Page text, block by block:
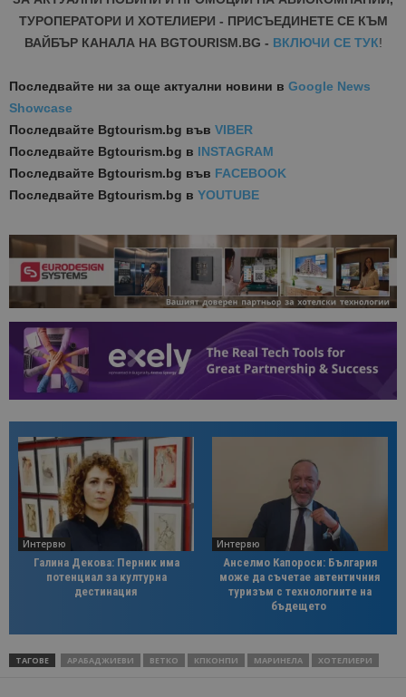
ТУРОПЕРАТОРИ И ХОТЕЛИЕРИ - ПРИСЪЕДИНЕТЕ СЕ КЪМ
ВАЙБЪР КАНАЛА НА BGTOURISM.BG - ВКЛЮЧИ СЕ ТУК!
Последвайте ни за още актуални новини в Google News
Showcase
Последвайте Bgtourism.bg във VIBER
Последвайте Bgtourism.bg в INSTAGRAM
Последвайте Bgtourism.bg във FACEBOOK
Последвайте Bgtourism.bg в YOUTUBE
Интервю
Галина Декова: Перник има
потенциал за културна
дестинация
Интервю
Анселмо Капороси: България
може да съчетае автентичния
туризъм с технологиите на
бъдещето
ТАГОВЕ АРАБАДЖИЕВИ ВЕТКО КПКОНПИ МАРИНЕЛА ХОТЕЛИЕРИ